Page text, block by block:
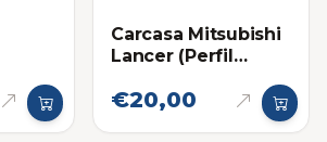
Carcasa Mitsubishi
Lancer (Perfil
€20,00